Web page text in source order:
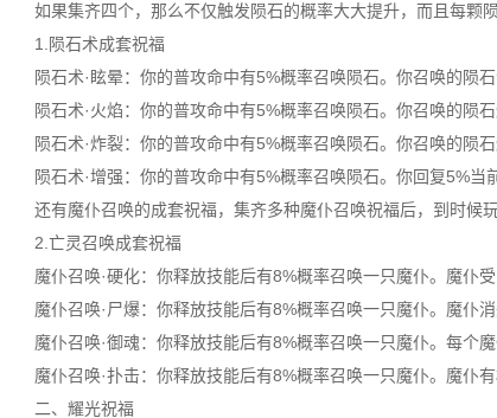
如果集齐四个，那么不仅触发陨石的概率大大提升，而且每颗
1.陨石术成套祝福
陨石术·眩晕：你的普攻命中有5%概率召唤陨石。你召唤的陨
陨石术·火焰：你的普攻命中有5%概率召唤陨石。你召唤的陨
陨石术·炸裂：你的普攻命中有5%概率召唤陨石。你召唤的陨
陨石术·增强：你的普攻命中有5%概率召唤陨石。你回复5%当
还有魔仆召唤的成套祝福，集齐多种魔仆召唤祝福后，到时候
2.亡灵召唤成套祝福
魔仆召唤·硬化：你释放技能后有8%概率召唤一只魔仆。魔仆
魔仆召唤·尸爆：你释放技能后有8%概率召唤一只魔仆。魔仆
魔仆召唤·御魂：你释放技能后有8%概率召唤一只魔仆。每个
魔仆召唤·扑击：你释放技能后有8%概率召唤一只魔仆。魔仆
二、耀光祝福